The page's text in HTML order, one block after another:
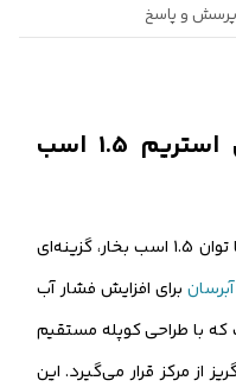
رایگان
پرسش و پاسخ
معرفی پمپ آب بشقابی استریم 1.5 اسب
استریم مدل TCB150 با توان 1.5 اسب بخار، گزینه‌ای
برای افزایش فشار آب
با طراحی کوپله مستقیم
از مرکز قرار می‌گیرد. این